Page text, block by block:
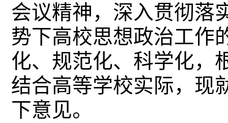
会议精神，深入贯彻落
势下高校思想政治工作
化、规范化、科学化，
结合高等学校实际，现
下意见。